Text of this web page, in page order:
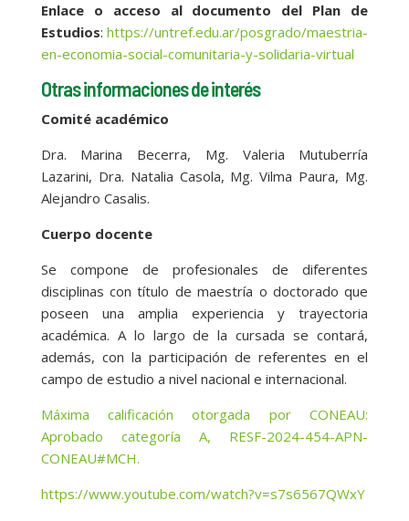
Enlace o acceso al documento del Plan de
Estudios:https://untref.edu.ar/posgrado/maestria-
en-economia-social-comunitaria-y-solidaria-virtual
Otras informaciones de interés
Comité académico
Dra. Marina Becerra, Mg. Valeria Mutuberría
Lazarini, Dra. Natalia Casola, Mg. Vilma Paura, Mg.
Alejandro Casalis.
Cuerpo docente
Se compone de profesionales de diferentes
disciplinas con título de maestría o doctorado que
poseen una amplia experiencia y trayectoria
académica. A lo largo de la cursada se contará,
además, con la participación de referentes en el
campo de estudio a nivel nacional e internacional.
Máxima calificación otorgada por CONEAU:
Aprobado categoría A, RESF-2024-454-APN-
CONEAU#MCH.
https://www.youtube.com/watch?v=s7s6567QWxY